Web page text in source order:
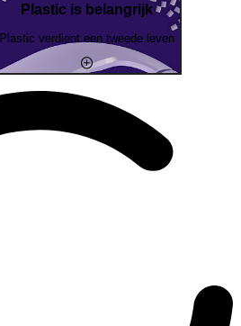
Plastic is belangrijk
Plastic verdient een tweede leven